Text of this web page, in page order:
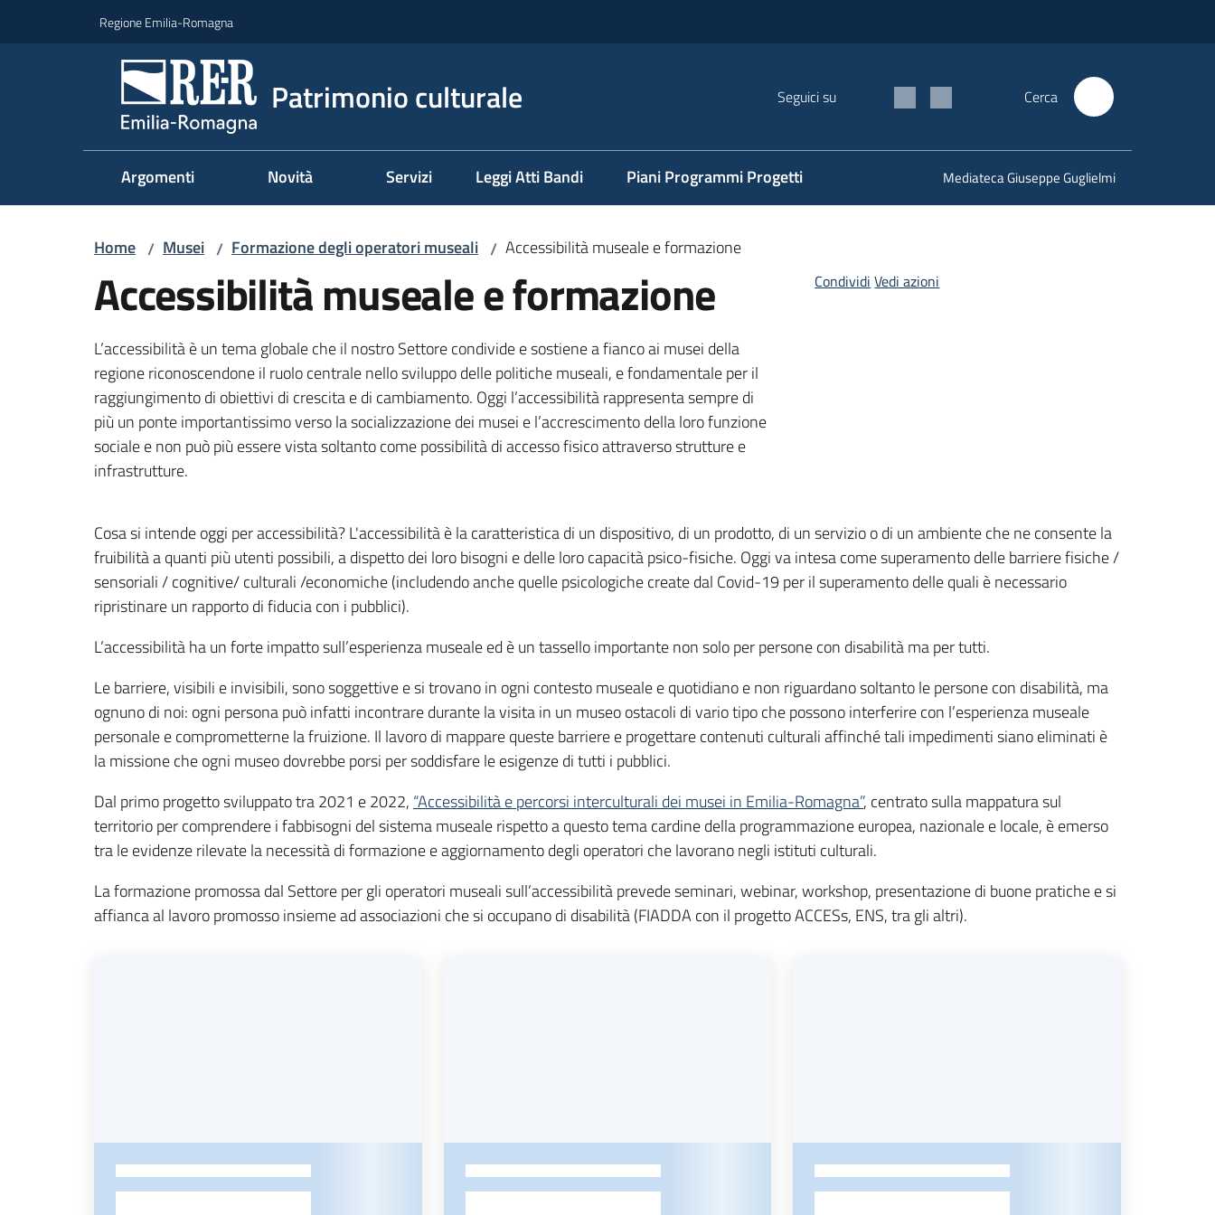
Regione Emilia-Romagna
Patrimonio culturale Seguici su Cerca
Argomenti Novità Servizi Leggi Atti Bandi Piani Programmi Progetti Mediateca Giuseppe Guglielmi
Home / Musei / Formazione degli operatori museali / Accessibilità museale e formazione
Accessibilità museale e formazione
L’accessibilità è un tema globale che il nostro Settore condivide e sostiene a fianco ai musei della
regione riconoscendone il ruolo centrale nello sviluppo delle politiche museali, e fondamentale per il
raggiungimento di obiettivi di crescita e di cambiamento. Oggi l’accessibilità rappresenta sempre di
più un ponte importantissimo verso la socializzazione dei musei e l’accrescimento della loro funzione
sociale e non può più essere vista soltanto come possibilità di accesso fisico attraverso strutture e
infrastrutture.
Condividi Vedi azioni
Cosa si intende oggi per accessibilità? L'accessibilità è la caratteristica di un dispositivo, di un prodotto, di un servizio o di un ambiente che ne consente la
fruibilità a quanti più utenti possibili, a dispetto dei loro bisogni e delle loro capacità psico-fisiche. Oggi va intesa come superamento delle barriere fisiche /
sensoriali / cognitive/ culturali /economiche (includendo anche quelle psicologiche create dal Covid-19 per il superamento delle quali è necessario
ripristinare un rapporto di fiducia con i pubblici).
L’accessibilità ha un forte impatto sull’esperienza museale ed è un tassello importante non solo per persone con disabilità ma per tutti.
Le barriere, visibili e invisibili, sono soggettive e si trovano in ogni contesto museale e quotidiano e non riguardano soltanto le persone con disabilità, ma
ognuno di noi: ogni persona può infatti incontrare durante la visita in un museo ostacoli di vario tipo che possono interferire con l’esperienza museale
personale e comprometterne la fruizione. Il lavoro di mappare queste barriere e progettare contenuti culturali affinché tali impedimenti siano eliminati è
la missione che ogni museo dovrebbe porsi per soddisfare le esigenze di tutti i pubblici.
Dal primo progetto sviluppato tra 2021 e 2022, “Accessibilità e percorsi interculturali dei musei in Emilia-Romagna”, centrato sulla mappatura sul
territorio per comprendere i fabbisogni del sistema museale rispetto a questo tema cardine della programmazione europea, nazionale e locale, è emerso
tra le evidenze rilevate la necessità di formazione e aggiornamento degli operatori che lavorano negli istituti culturali.
La formazione promossa dal Settore per gli operatori museali sull’accessibilità prevede seminari, webinar, workshop, presentazione di buone pratiche e si
affianca al lavoro promosso insieme ad associazioni che si occupano di disabilità (FIADDA con il progetto ACCESs, ENS, tra gli altri).
- - -